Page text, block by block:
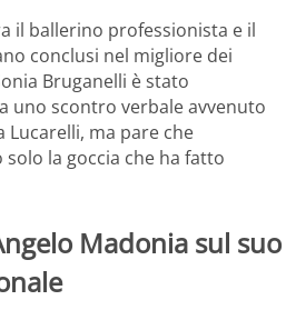
il ballerino professionista e il
conclusi nel migliore dei
Bruganelli è stato
uno scontro verbale avvenuto
Lucarelli, ma pare che
solo la goccia che ha fatto
Madonia sul suo